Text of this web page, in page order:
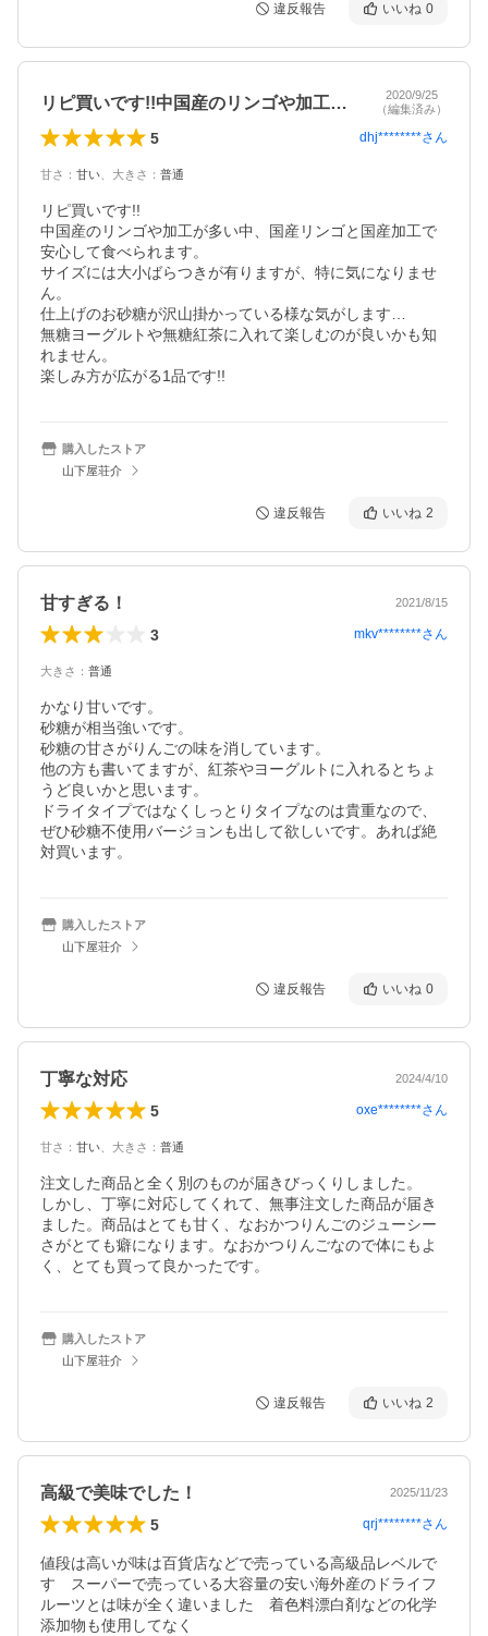
違反報告 いいね 0
リピ買いです!!中国産のリンゴや加工が…
2020/9/25
（編集済み）
5 dhj********さん
甘さ ： 甘い 大きさ ： 普通
リピ買いです!!
中国産のリンゴや加工が多い中、国産リンゴと国産加工で
安心して食べられます。
サイズには大小ばらつきが有りますが、特に気になりませ
ん。
仕上げのお砂糖が沢山掛かっている様な気がします…
無糖ヨーグルトや無糖紅茶に入れて楽しむのが良いかも知
れません。
楽しみ方が広がる1品です!!
購入したストア
山下屋荘介
違反報告 いいね 2
甘すぎる！ 2021/8/15
3 mkv********さん
大きさ ： 普通
かなり甘いです。
砂糖が相当強いです。
砂糖の甘さがりんごの味を消しています。
他の方も書いてますが、紅茶やヨーグルトに入れるとちょ
うど良いかと思います。
ドライタイプではなくしっとりタイプなのは貴重なので、
ぜひ砂糖不使用バージョンも出して欲しいです。あれば絶
対買います。
購入したストア
山下屋荘介
違反報告 いいね 0
丁寧な対応 2024/4/10
5 oxe********さん
甘さ ： 甘い 大きさ ： 普通
注文した商品と全く別のものが届きびっくりしました。
しかし、丁寧に対応してくれて、無事注文した商品が届き
ました。商品はとても甘く、なおかつりんごのジューシー
さがとても癖になります。なおかつりんごなので体にもよ
く、とても買って良かったです。
購入したストア
山下屋荘介
違反報告 いいね 2
高級で美味でした！ 2025/11/23
5 qrj********さん
値段は高いが味は百貨店などで売っている高級品レベルで
す　スーパーで売っている大容量の安い海外産のドライフ
ルーツとは味が全く違いました　着色料漂白剤などの化学
添加物も使用してなく